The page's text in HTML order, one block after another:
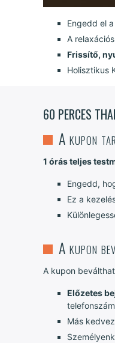
Engedd el
A
Frissítő,
Holisztikus
60 PERCES
A kupon
1 órás teljes
Engedd,
Ez a
A kupon
A kupon
Előzetes
Más